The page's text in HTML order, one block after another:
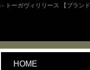
ーガヴィリリース 【ブランド フ
HOME